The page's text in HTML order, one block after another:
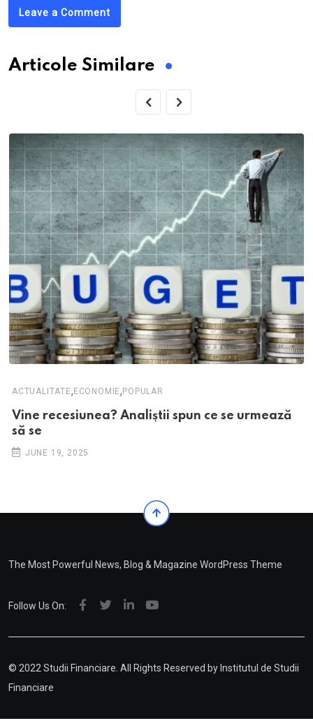
Leave a Comment
Articole Similare
ACTUALITATE, ECONOMIE, POPULAR
Vine recesiunea? Analiștii spun ce se urmează
să se
JUNE 19, 2025
The Most Powerful News, Blog & Magazine WordPress Theme
Follow Us On:
© 2022 Studii Financiare. All Rights Reserved by Institutul de Studii
Financiare